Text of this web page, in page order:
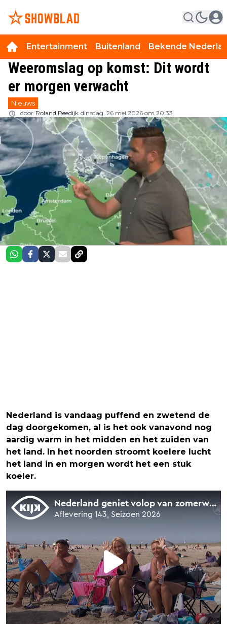
Entertainment Buitenland Bekende
Weeromslag op komst: Dit wordt
er morgen verwacht
Nieuws
door Roland Reedijk dinsdag, 26 mei 2026 om 20:33
Nederland is vandaag puffend en zwetend de
dag doorgekomen, al is het ook vanavond nog
aardig warm in het midden en het zuiden van
het land. In het noorden stroomt koelere lucht
het land in en morgen wordt het een stuk
koeler.